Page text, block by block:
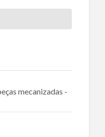
mecanizadas -